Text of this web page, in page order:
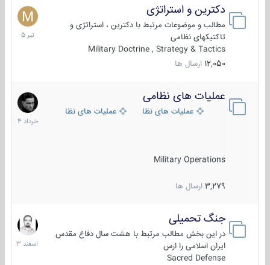
دکترین و استراتژی
مطالب و موضوعات مرتبط با دکترین ، استراتژی و
تاکتیکهای نظامی
Military Doctrine , Strategy & Tactics
12,050 ارسال ها
27
تیر
1405
عملیات های نظامی
عملیات های نظامی ایرانعملیات های نظامی خارجی
Military Operations
3,279 ارسال ها
5
خرداد
1404
جنگ تحمیلی
در این بخش مطالب مرتبط با هشت سال دفاع مقدس
ایران اسلامی را ارس
Sacred Defense
20
اسفند
1403